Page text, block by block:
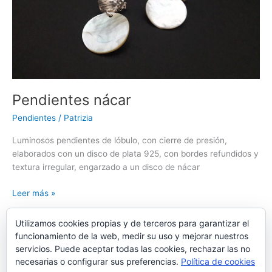
Pendientes nácar
Pendientes / Patrizia
Luminosos pendientes de lóbulo, con cierre de presión,
elaborados con un disco de plata 925, con bordes refundidos y
textura irregular, engarzado a un disco de nácar
Pendientes
nácar
Leer más »
1 2 … 7 Siguiente →
Utilizamos cookies propias y de terceros para garantizar el
funcionamiento de la web, medir su uso y mejorar nuestros
servicios. Puede aceptar todas las cookies, rechazar las no
necesarias o configurar sus preferencias. Política de cookies